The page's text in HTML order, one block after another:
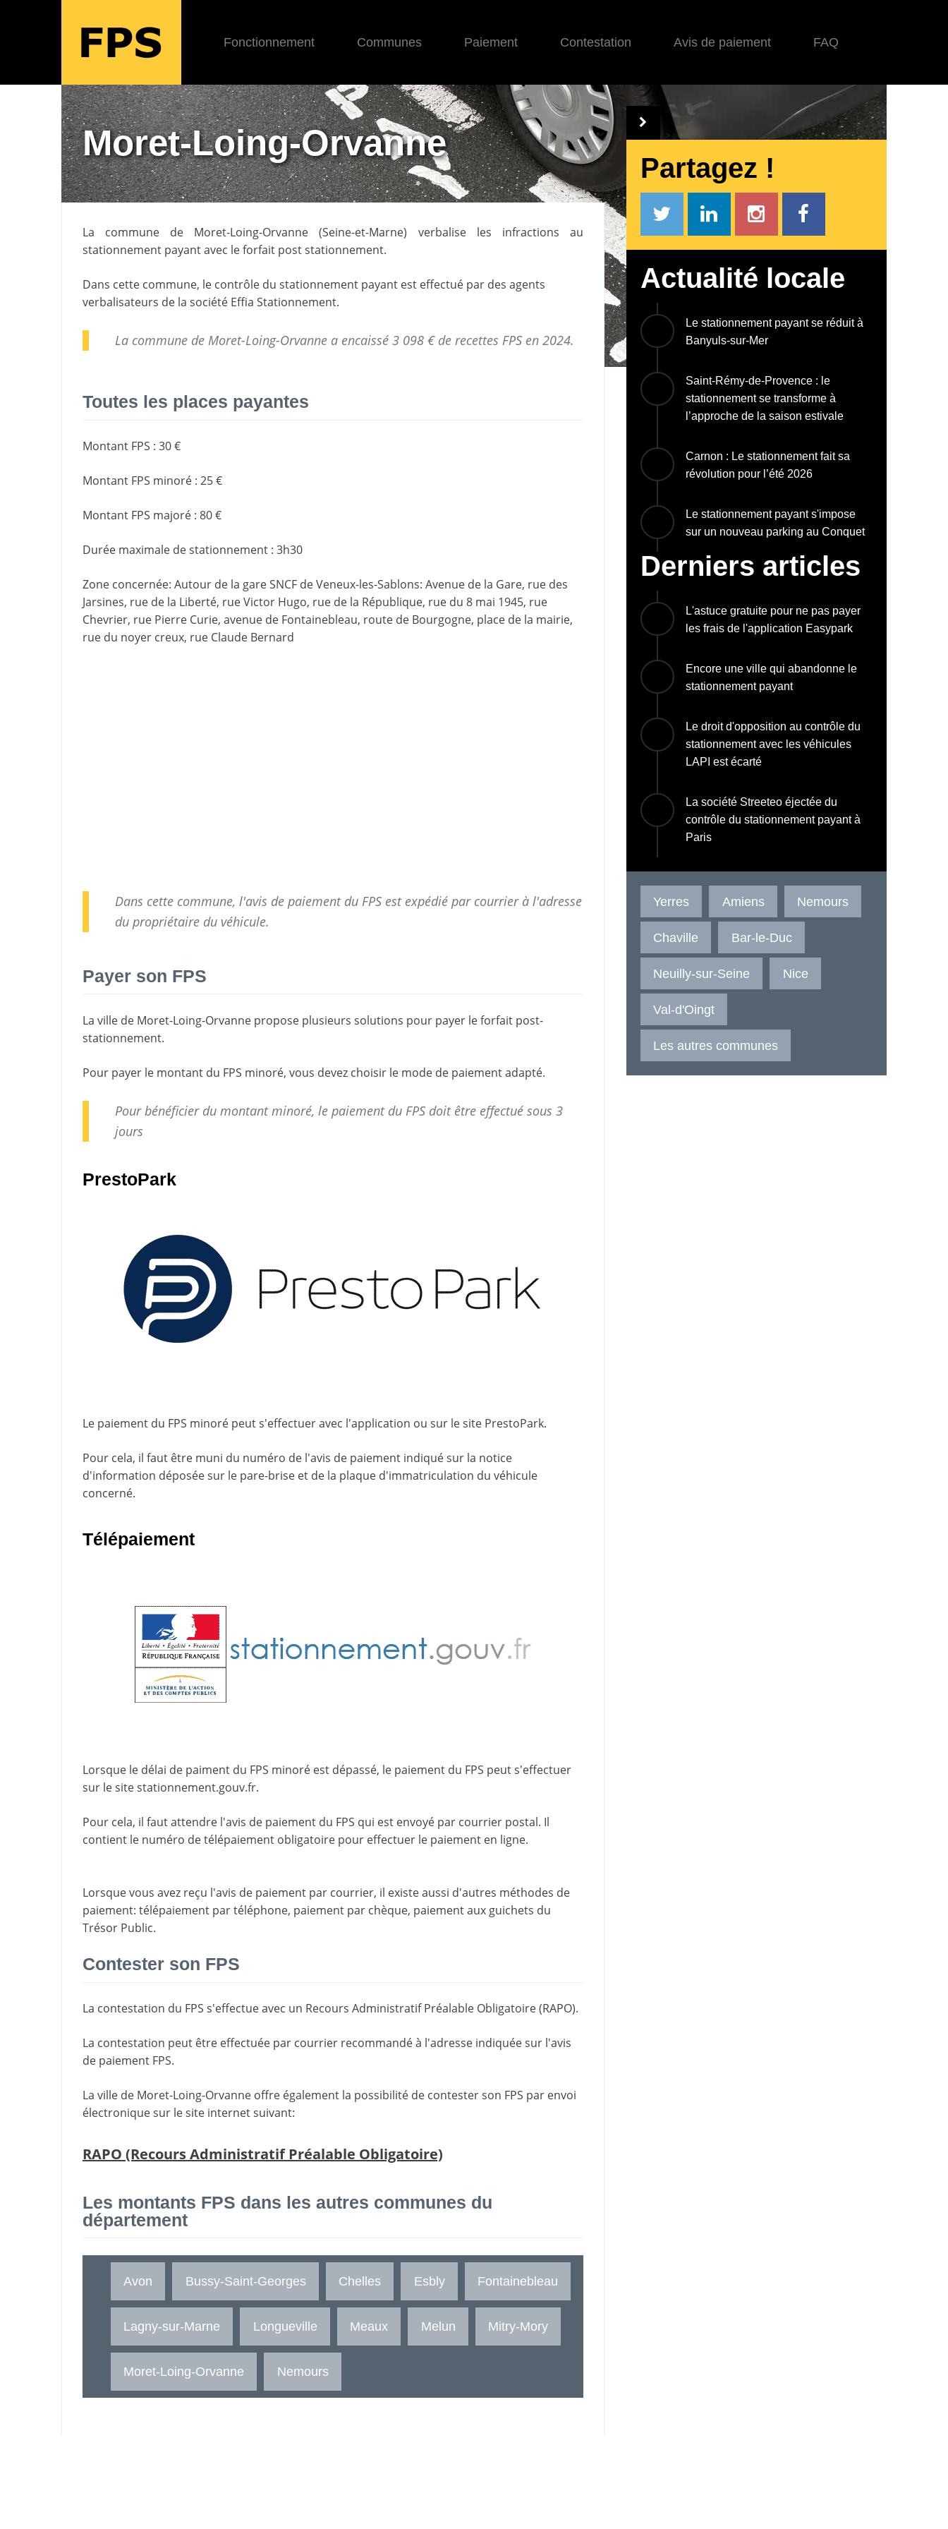
Fonctionnement Communes Paiement Contestation Avis de paiement FAQ
Moret-Loing-Orvanne
La commune de Moret-Loing-Orvanne (Seine-et-Marne) verbalise les infractions au
stationnement payant avec le forfait post stationnement.
Dans cette commune, le contrôle du stationnement payant est effectué par des agents
verbalisateurs de la société Effia Stationnement.
La commune de Moret-Loing-Orvanne a encaissé 3 098 € de recettes FPSen 2024.
Toutes les places payantes
Montant FPS : 30 €
Montant FPS minoré : 25 €
Montant FPS majoré : 80 €
Durée maximale de stationnement : 3h30
Zone concernée: Autour de la gare SNCF de Veneux-les-Sablons: Avenue de la Gare, rue des
Jarsines, rue de la Liberté, rue Victor Hugo, rue de la République, rue du 8 mai 1945, rue
Chevrier, rue Pierre Curie, avenue de Fontainebleau, route de Bourgogne, place de la mairie,
rue du noyer creux, rue Claude Bernard
Dans cette commune, l'avis de paiement du FPS est expédié par courrier à l'adresse
du propriétaire du véhicule.
Payer son FPS
La ville de Moret-Loing-Orvanne propose plusieurs solutions pour payer le forfait post-
stationnement.
Pour payer le montant du FPS minoré, vous devez choisir le mode de paiement adapté.
Pour bénéficier du montant minoré, le paiementdu FPS doit être effectué sous 3
jours
PrestoPark
Le paiement du FPS minoré peut s'effectuer avec l'application ou sur le site PrestoPark.
Pour cela, il faut être muni du numéro de l'avis de paiement indiqué sur la notice
d'information déposée sur le pare-brise et de la plaque d'immatriculation du véhicule
concerné.
Télépaiement
Lorsque le délai de paiment du FPS minoré est dépassé, le paiement du FPS peut s'effectuer
sur le sitestationnement.gouv.fr.
Pour cela, il faut attendre l'avis de paiement du FPS qui est envoyé par courrier postal. Il
contient le numéro de télépaiement obligatoire pour effectuer le paiement en ligne.
Lorsque vous avez reçu l'avis de paiement par courrier, il existe aussi d'autres méthodes de
paiement: télépaiement par téléphone, paiement par chèque, paiement aux guichets du
Trésor Public.
Contester son FPS
La contestation du FPS s'effectue avec un Recours Administratif Préalable Obligatoire (RAPO).
La contestation peut être effectuée par courrier recommandé à l'adresse indiquée sur l'avis
de paiement FPS.
La ville de Moret-Loing-Orvanne offre également la possibilité de contester son FPS par envoi
électronique sur le site internet suivant:
RAPO (Recours Administratif Préalable Obligatoire)
Les montants FPS dans les autres communes du
département
Avon Bussy-Saint-Georges Chelles Esbly Fontainebleau
Lagny-sur-Marne Longueville Meaux Melun Mitry-Mory
Moret-Loing-Orvanne Nemours
Partagez !
Actualité locale
Le stationnement payant se réduit à
Banyuls-sur-Mer
Saint-Rémy-de-Provence : le
stationnement se transforme à
l’approche de la saison estivale
Carnon : Le stationnement fait sa
révolution pour l’été 2026
Le stationnement payant s'impose
sur un nouveau parking au Conquet
Derniers articles
L'astuce gratuite pour ne pas payer
les frais de l'application Easypark
Encore une ville qui abandonne le
stationnement payant
Le droit d'opposition au contrôle du
stationnement avec les véhicules
LAPI est écarté
La société Streeteo éjectée du
contrôle du stationnement payant à
Paris
Yerres Amiens Nemours
Chaville Bar-le-Duc
Neuilly-sur-Seine Nice
Val-d'Oingt
Les autres communes